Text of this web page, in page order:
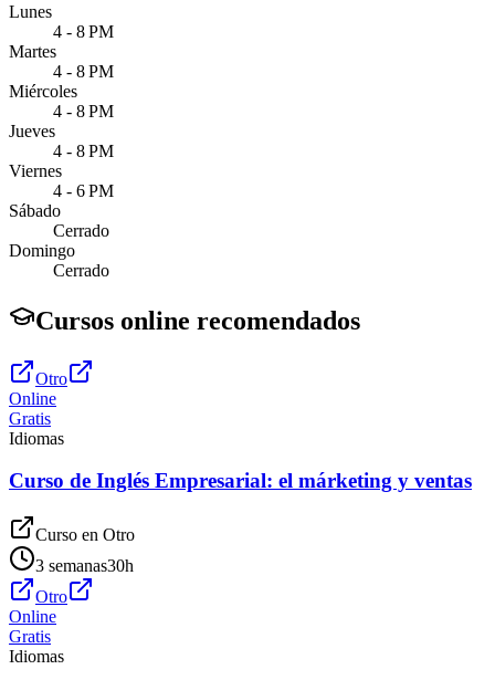
Lunes
4 - 8 PM
Martes
4 - 8 PM
Miércoles
4 - 8 PM
Jueves
4 - 8 PM
Viernes
4 - 6 PM
Sábado
Cerrado
Domingo
Cerrado
Cursos online recomendados
Otro
Online
Gratis
Idiomas
Curso de Inglés Empresarial: el márketing y ventas
Curso en Otro
3 semanas30h
Otro
Online
Gratis
Idiomas